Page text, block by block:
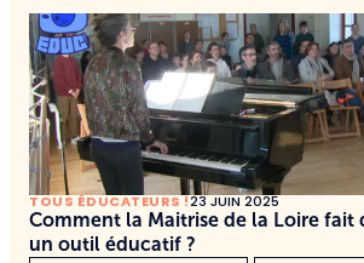
TOUS ÉDUCATEURS !23 JUIN 2025
Comment la Maitrise de la Loire fait
un outil éducatif ?